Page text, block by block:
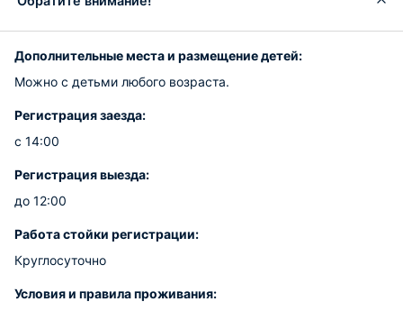
Дополнительные места и размещение детей:
Можно с детьми любого возраста.
Регистрация заезда:
с 14:00
Регистрация выезда:
до 12:00
Работа стойки регистрации:
Круглосуточно
Условия и правила проживания: